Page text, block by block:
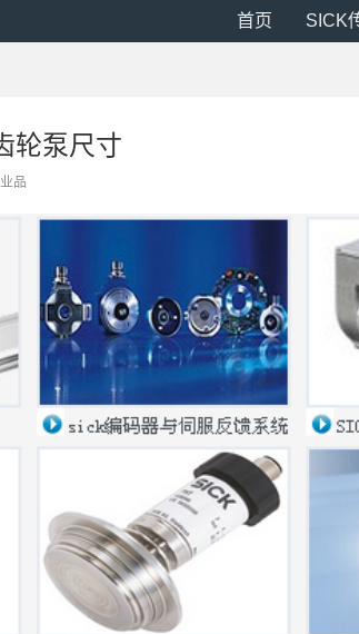
首页 SICK
轮泵尺寸
品